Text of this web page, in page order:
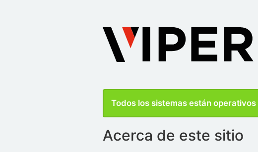
Todos los sistemas están operativos
Acerca de este sitio